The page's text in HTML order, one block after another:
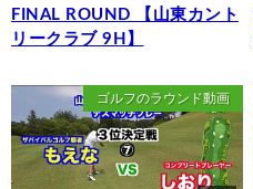
FINAL ROUND 【山東カント
リークラブ 9H】
ゴルフのラウンド動画